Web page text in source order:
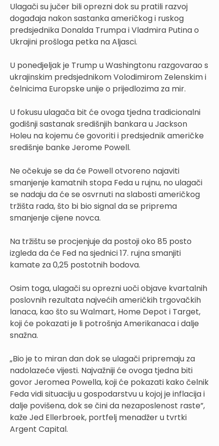
Ulagači su jučer bili oprezni dok su pratili razvoj
događaja nakon sastanka američkog i ruskog
predsjednika Donalda Trumpa i Vladmira Putina o
Ukrajini prošloga petka na Aljasci.
U ponedjeljak je Trump u Washingtonu razgovarao s
ukrajinskim predsjednikom Volodimirom Zelenskim i
čelnicima Europske unije o prijedlozima za mir.
U fokusu ulagača bit će ovoga tjedna tradicionalni
godišnji sastanak središnjih bankara u Jackson
Holeu na kojemu će govoriti i predsjednik američke
središnje banke Jerome Powell.
Ne očekuje se da će Powell otvoreno najaviti
smanjenje kamatnih stopa Feda u rujnu, no ulagači
se nadaju da će se osvrnuti na slabosti američkog
tržišta rada, što bi bio signal da se priprema
smanjenje cijene novca.
Na tržištu se procjenjuje da postoji oko 85 posto
izgleda da će Fed na sjednici 17. rujna smanjiti
kamate za 0,25 postotnih bodova.
Osim toga, ulagači su oprezni uoči objave kvartalnih
poslovnih rezultata najvećih američkih trgovačkih
lanaca, kao što su Walmart, Home Depot i Target,
koji će pokazati je li potrošnja Amerikanaca i dalje
snažna.
„Bio je to miran dan dok se ulagači pripremaju za
nadolazeće vijesti. Najvažniji će ovoga tjedna biti
govor Jeromea Powella, koji će pokazati kako čelnik
Feda vidi situaciju u gospodarstvu u kojoj je inflacija i
dalje povišena, dok se čini da nezaposlenost raste”,
kaže Jed Ellerbroek, portfelj menadžer u tvrtki
Argent Capital.